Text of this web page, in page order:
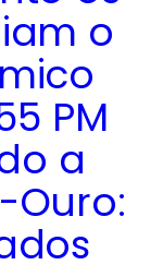
o
PM
a
Ouro: